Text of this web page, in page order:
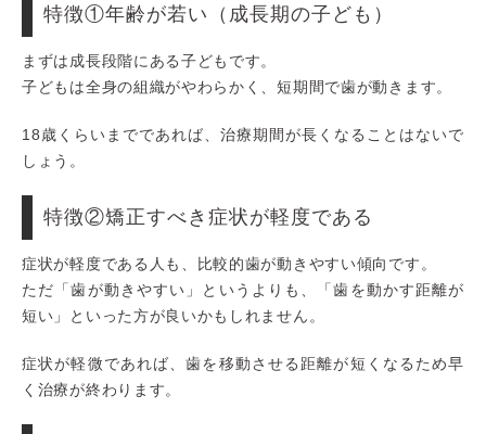
特徴①年齢が若い（成長期の子ども）
まずは成長段階にある子どもです。
子どもは全身の組織がやわらかく、短期間で歯が動きます。
18歳くらいまでであれば、治療期間が長くなることはないで
しょう。
特徴②矯正すべき症状が軽度である
症状が軽度である人も、比較的歯が動きやすい傾向です。
ただ「歯が動きやすい」というよりも、「歯を動かす距離が
短い」といった方が良いかもしれません。
症状が軽微であれば、歯を移動させる距離が短くなるため早
く治療が終わります。